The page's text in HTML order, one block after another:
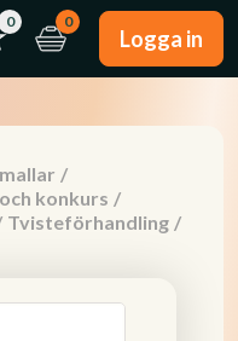
0 0
Logga in
/
konkurs /
Tvisteförhandling /